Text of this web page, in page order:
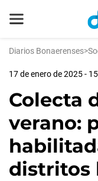
Diarios Bonaerenses>
17 de enero de 2025 -
Colecta
verano:
distritos